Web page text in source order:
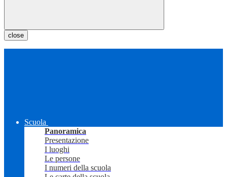
close
Scuola
Panoramica
Presentazione
I luoghi
Le persone
I numeri della scuola